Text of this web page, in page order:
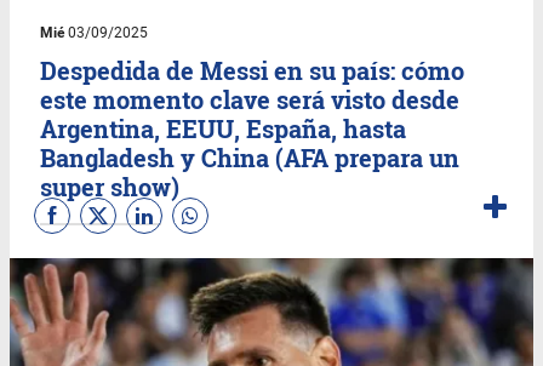
Mié03/09/2025
Despedida de Messi en su país: cómo
este momento clave será visto desde
Argentina, EEUU, España, hasta
Bangladesh y China (AFA prepara un
super show)